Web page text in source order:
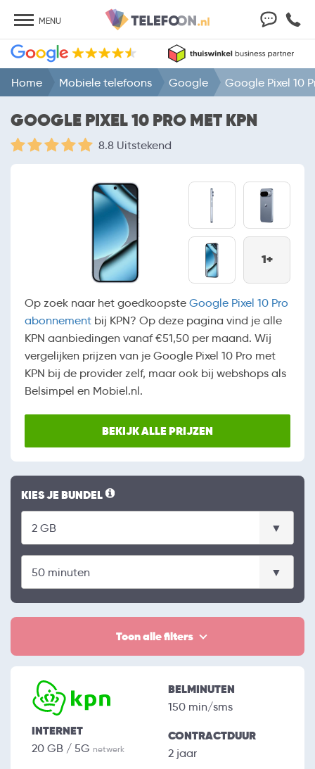
MENU
Home Mobiele telefoons Google Google Pixel 10
GOOGLE PIXEL 10 PRO MET KPN
8.8 Uitstekend
1+
Op zoek naar het goedkoopste Google Pixel 10 Pro
abonnement bij KPN? Op deze pagina vind je alle
KPN aanbiedingen vanaf €51,50 per maand. Wij
vergelijken prijzen van je Google Pixel 10 Pro met
KPN bij de provider zelf, maar ook bij webshops als
Belsimpel en Mobiel.nl.
BEKIJK ALLE PRIJZEN
KIES JE BUNDEL
Toon alle filters
INTERNET
20 GB / 5G netwerk
BELMINUTEN
150 min/sms
CONTRACTDUUR
2 jaar